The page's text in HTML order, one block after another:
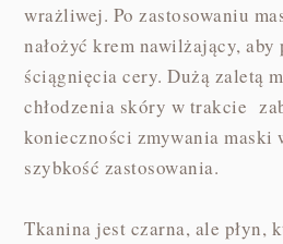
wrażliwej. Po zastosowaniu
nałożyć krem nawilżający,
ściągnięcia cery. Dużą zaletą
chłodzenia skóry w trakcie
konieczności zmywania maski
szybkość zastosowania.
Tkanina jest czarna, ale płyn,